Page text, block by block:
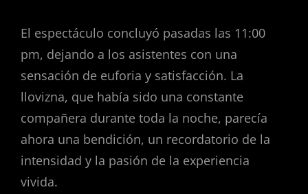
El espectáculo concluyó pasadas las 11:00
pm, dejando a los asistentes con una
sensación de euforia y satisfacción. La
llovizna, que había sido una constante
compañera durante toda la noche, parecía
ahora una bendición, un recordatorio de la
intensidad y la pasión de la experiencia
vivida.